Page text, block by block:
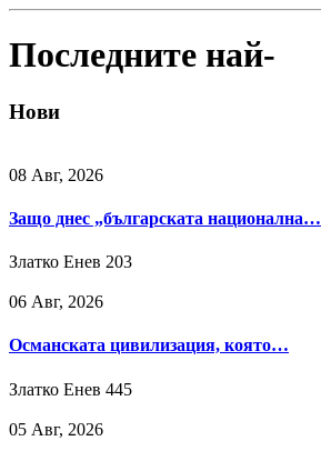
Последните най-
Нови
08 Авг, 2026
Защо днес „българската национална…
Златко Енев 203
06 Авг, 2026
Османската цивилизация, която…
Златко Енев 445
05 Авг, 2026